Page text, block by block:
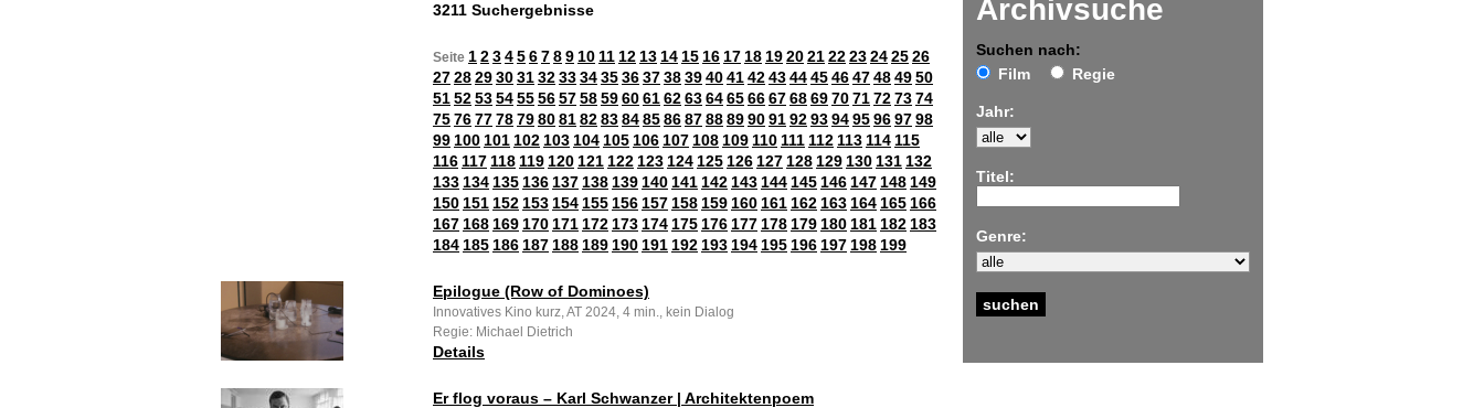
Archivsuche
Suchen nach:
Film
Regie
Jahr:
Titel:
Genre:
3211 Suchergebnisse
Seite 123456789 10 11 12 13 14 15 16 17 18 1920212223242526
272829303132333435363738394041424344454647484950
515253545556575859606162636465666768697071727374
757677787980818283848586878889909192939495969798
99 100 101 102 103 104 105 106 107 108 109 110 111 112 113 114 115
116 117 118 119 120 121 122 123 124 125 126 127 128 129 130 131 132
133 134 135 136 137 138 139 140 141 142 143 144 145 146 147 148 149
150 151 152 153 154 155 156 157 158 159 160 161 162 163 164 165 166
167 168 169 170 171 172 173 174 175 176 177 178 179 180 181 182 183
184 185 186 187 188 189 190 191 192 193 194 195 196 197 198 199
Epilogue (Row of Dominoes)
Innovatives Kino kurz, AT 2024, 4 min., kein Dialog
Regie: Michael Dietrich
Details
Er flog voraus – Karl Schwanzer | Architektenpoem